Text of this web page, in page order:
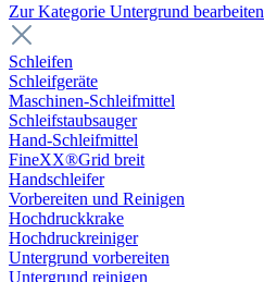
Zur Kategorie Untergrund bearbeiten
Schleifen
Schleifgeräte
Maschinen-Schleifmittel
Schleifstaubsauger
Hand-Schleifmittel
FineXX®Grid breit
Handschleifer
Vorbereiten und Reinigen
Hochdruckkrake
Hochdruckreiniger
Untergrund vorbereiten
Untergrund reinigen